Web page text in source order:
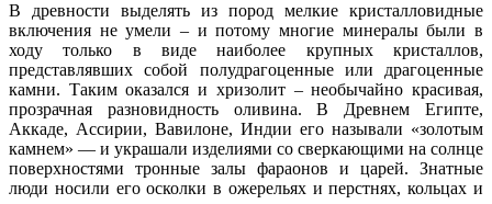
В древности выделять из пород мелкие кристалловидные
включения не умели – и потому многие минералы были в
ходу только в виде наиболее крупных кристаллов,
представлявших собой полудрагоценные или драгоценные
камни. Таким оказался и хризолит – необычайно красивая,
прозрачная разновидность оливина. В Древнем Египте,
Аккаде, Ассирии, Вавилоне, Индии его называли «золотым
камнем» — и украшали изделиями со сверкающими на солнце
поверхностями тронные залы фараонов и царей. Знатные
люди носили его осколки в ожерельях и перстнях, кольцах и